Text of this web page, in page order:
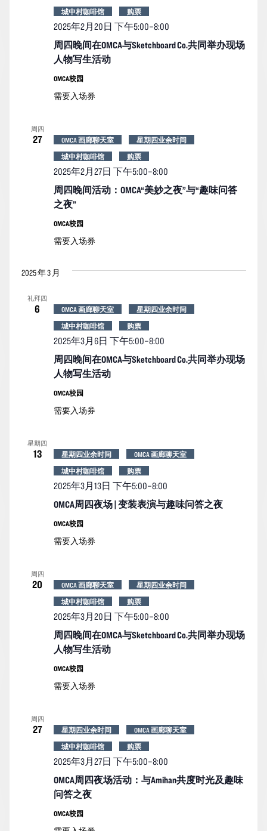
周四晚间在OMCA与Sketchboard Co.共同举办现场
人物写生活动
2025年2月20日 下午5:00–8:00
城中村咖啡馆
购票
OMCA校园
需要入场券
周四
27
周四晚间活动：OMCA“美妙之夜”与“趣味问答
之夜”
2025年2月27日 下午5:00–8:00
OMCA 画廊聊天室
星期四业余时间
城中村咖啡馆
购票
OMCA校园
需要入场券
2025 年 3 月
礼拜四
6
周四晚间在OMCA与Sketchboard Co.共同举办现场
人物写生活动
2025年3月6日 下午5:00–8:00
OMCA 画廊聊天室
星期四业余时间
城中村咖啡馆
购票
OMCA校园
需要入场券
星期四
13
OMCA周四夜场 | 变装表演与趣味问答之夜
2025年3月13日 下午5:00–8:00
星期四业余时间
OMCA 画廊聊天室
城中村咖啡馆
购票
OMCA校园
需要入场券
周四
20
周四晚间在OMCA与Sketchboard Co.共同举办现场
人物写生活动
2025年3月20日 下午5:00–8:00
OMCA 画廊聊天室
星期四业余时间
城中村咖啡馆
购票
OMCA校园
需要入场券
周四
27
OMCA周四夜场活动：与Amihan共度时光及趣味
问答之夜
2025年3月27日 下午5:00–8:00
星期四业余时间
OMCA 画廊聊天室
城中村咖啡馆
购票
OMCA校园